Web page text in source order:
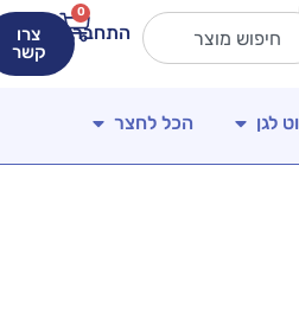
התחברות
0
צרו
קשר
לגן הכל לחצר